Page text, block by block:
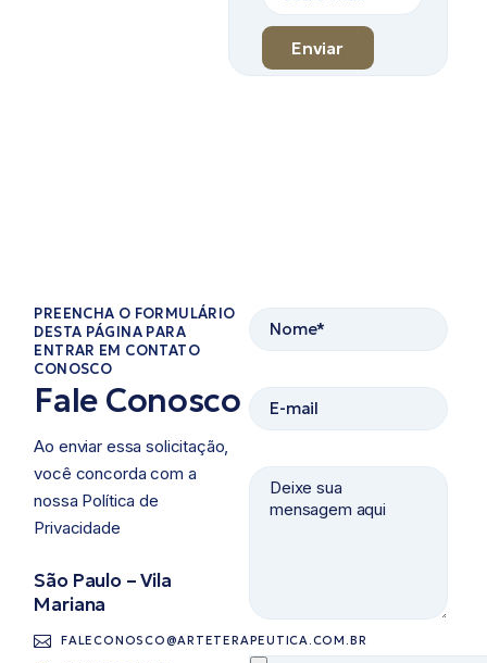
Enviar
PREENCHA O FORMULÁRIO
DESTA PÁGINA PARA
ENTRAR EM CONTATO
CONOSCO​
Fale Conosco
Ao enviar essa solicitação,
você concorda com a
nossa Política de
Privacidade ​
São Paulo – Vila
Mariana
FALECONOSCO@ARTETERAPEUTICA.COM.BR